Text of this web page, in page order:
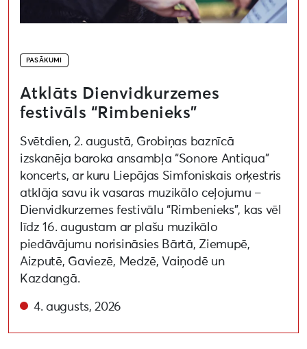
PASĀKUMI
Atklāts Dienvidkurzemes
festivāls “Rimbenieks”
Svētdien, 2. augustā, Grobiņas baznīcā
izskanēja baroka ansambļa “Sonore Antiqua”
koncerts, ar kuru Liepājas Simfoniskais orķestris
atklāja savu ik vasaras muzikālo ceļojumu –
Dienvidkurzemes festivālu “Rimbenieks”, kas vēl
līdz 16. augustam ar plašu muzikālo
piedāvājumu norisināsies Bārtā, Ziemupē,
Aizputē, Gaviezē, Medzē, Vaiņodē un
Kazdangā.
4. augusts, 2026